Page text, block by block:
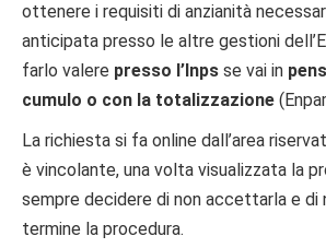
ottenere i requisiti di anzianità
anticipata presso le altre gestioni
farlo valere presso l’Inps se vai in
cumulo o con la totalizzazione
La richiesta si fa online dall’area
è vincolante, una volta visualizzata la
sempre decidere di non accettarla e di
termine la procedura.